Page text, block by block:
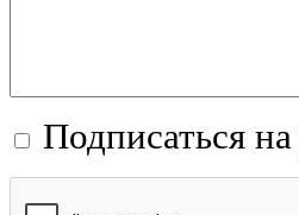
Подписаться